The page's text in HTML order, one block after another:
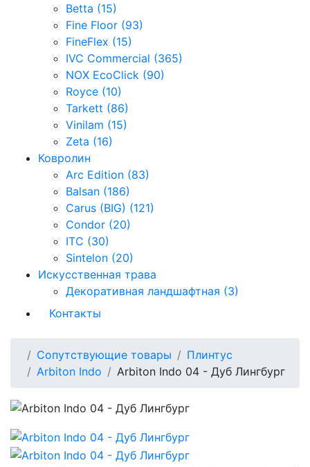
Betta (15)
Fine Floor (93)
FineFlex (15)
IVC Commercial (365)
NOX EcoClick (90)
Royce (10)
Tarkett (86)
Vinilam (15)
Zeta (16)
Ковролин
Arc Edition (83)
Balsan (186)
Carus (BIG) (121)
Condor (20)
ITC (30)
Sintelon (20)
Искусственная трава
Декоративная ландшафтная (3)
Контакты
Сопутствующие товары
Плинтус
Arbiton Indo
Arbiton Indo 04 - Дуб Лингбург